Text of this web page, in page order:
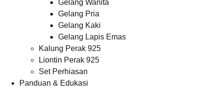
Gelang Wanita
Gelang Pria
Gelang Kaki
Gelang Lapis Emas
Kalung Perak 925
Liontin Perak 925
Set Perhiasan
Panduan & Edukasi